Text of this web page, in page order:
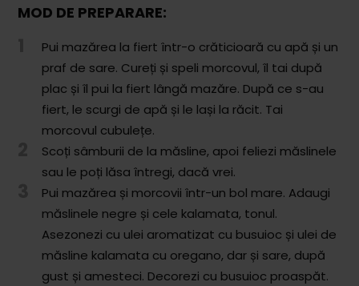
Comunitatea
iCooking
Librărie
Adaugă o rețetă
Cum adăugăm o rețetă
Regulament de postare
CONCURS
MOD DE PREPARARE:
Pui mazărea la fiert într-o crăticioară cu apă și un
praf de sare. Cureți și speli morcovul, îl tai după
plac și îl pui la fiert lângă mazăre. După ce s-au
fiert, le scurgi de apă și le lași la răcit. Tai
morcovul cubulețe.
Scoți sâmburii de la măsline, apoi feliezi măslinele
sau le poți lăsa întregi, dacă vrei.
Pui mazărea și morcovii într-un bol mare. Adaugi
măslinele negre și cele kalamata, tonul.
Asezonezi cu ulei aromatizat cu busuioc și ulei de
măsline kalamata cu oregano, dar și sare, după
gust și amesteci. Decorezi cu busuioc proaspăt.